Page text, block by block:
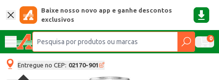
Baixe nosso novo app e ganhe descontos
exclusivos
0
Entregue no CEP: 02170-901